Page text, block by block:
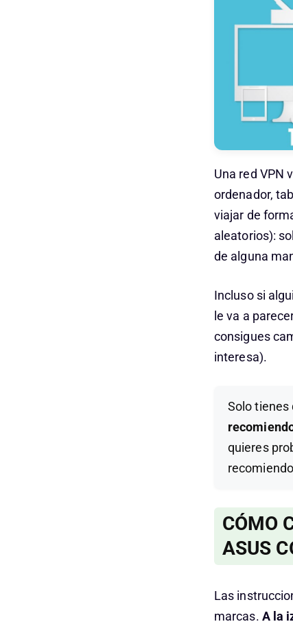
Una red VPN
ordenador,
viajar de
aleatorios):
de alguna
Incluso si
le va a
consigues
interesa).
Solo tienes
quieres
CÓMO
ASUS
Las
marcas. A la